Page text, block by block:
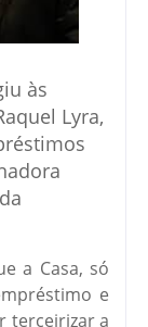
às
Lyra,
a Casa, só
e
terceirizar a